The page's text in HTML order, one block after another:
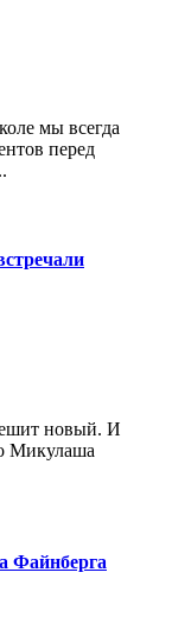
мы всегда
перед
новый. И
Микулаша
Файнберга